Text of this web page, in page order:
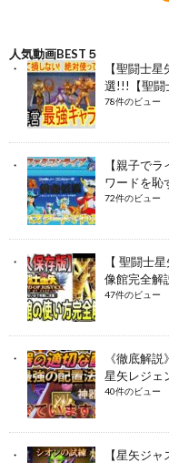
人気動画BEST５
【聖闘士
選!!!【聖闘
78件のビュー
【親子で
ワードを恥
72件のビュー
【 聖闘士
像館完全解
47件のビュー
《徹底解
星矢レジェ
40件のビュー
【星矢ジ